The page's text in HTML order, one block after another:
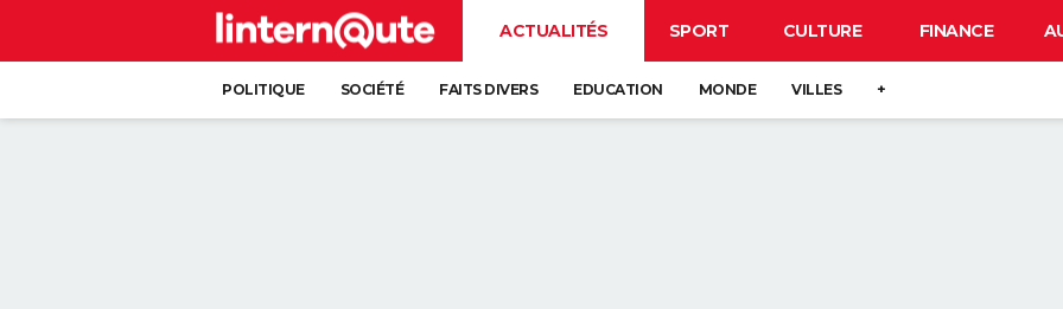
ACTUALITÉS SPORT CULTURE FINANCE
POLITIQUE SOCIÉTÉ FAITS DIVERS EDUCATION MONDE VILLES +